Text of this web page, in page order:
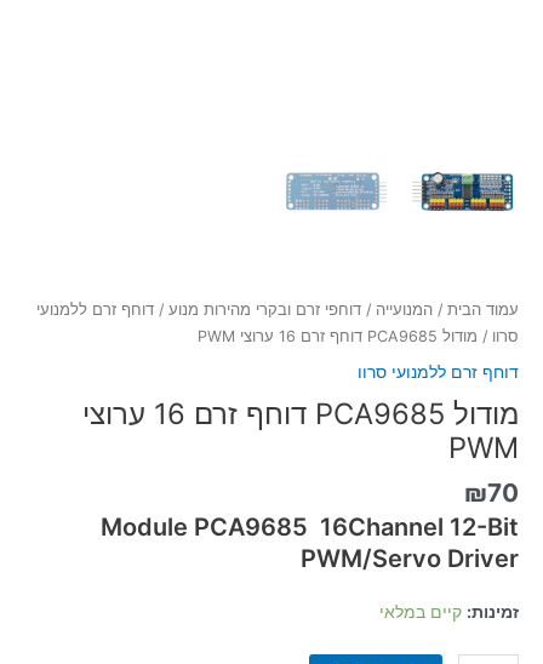
עמוד הבית / המנועייה / דוחפי זרם ובקרי מהירות מנוע / דוחף זרם ללמנועי
סרוו / מודול PCA9685 דוחף זרם 16 ערוצי PWM
דוחף זרם ללמנועי סרוו
מודול PCA9685 דוחף זרם 16 ערוצי
PWM
₪70
Module PCA9685 16Channel 12-Bit
PWM/Servo Driver
זמינות: קיים במלאי